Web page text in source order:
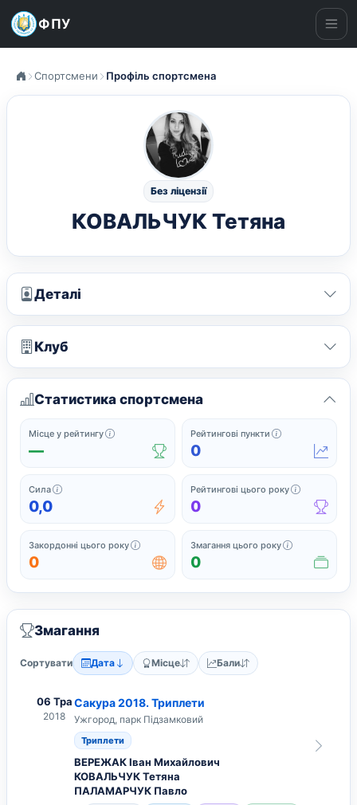
ФПУ
Спортсмени Профіль спортсмена
Без ліцензії
КОВАЛЬЧУК Тетяна
Деталі
Клуб
Статистика спортсмена
Місце у рейтингу Офіційне місце у поточному рейтингу серед
—
Рейтингові пункти Поточні
0
Сила Сила підсумовує найсильніші нещодавні рейтингові
0,0
Рейтингові цього року Завершені
0
Закордонні цього року Закордонні змагання, у яких спортсмен грав
0
Змагання цього року Усі
0
Змагання
Сортувати Дата Місце Бали
06 Тра
2018
Сакура 2018. Триплети
Ужгород, парк Підзамковий
Триплети
ВЕРЕЖАК Іван Михайлович
КОВАЛЬЧУК Тетяна
ПАЛАМАРЧУК Павло